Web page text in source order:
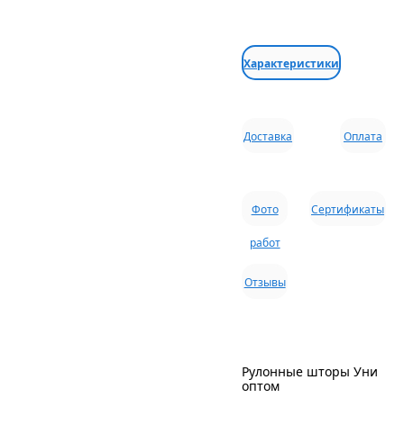
Характеристики
Доставка Оплата
Фото
работ
Сертификаты
Отзывы
Рулонные шторы Уни
оптом